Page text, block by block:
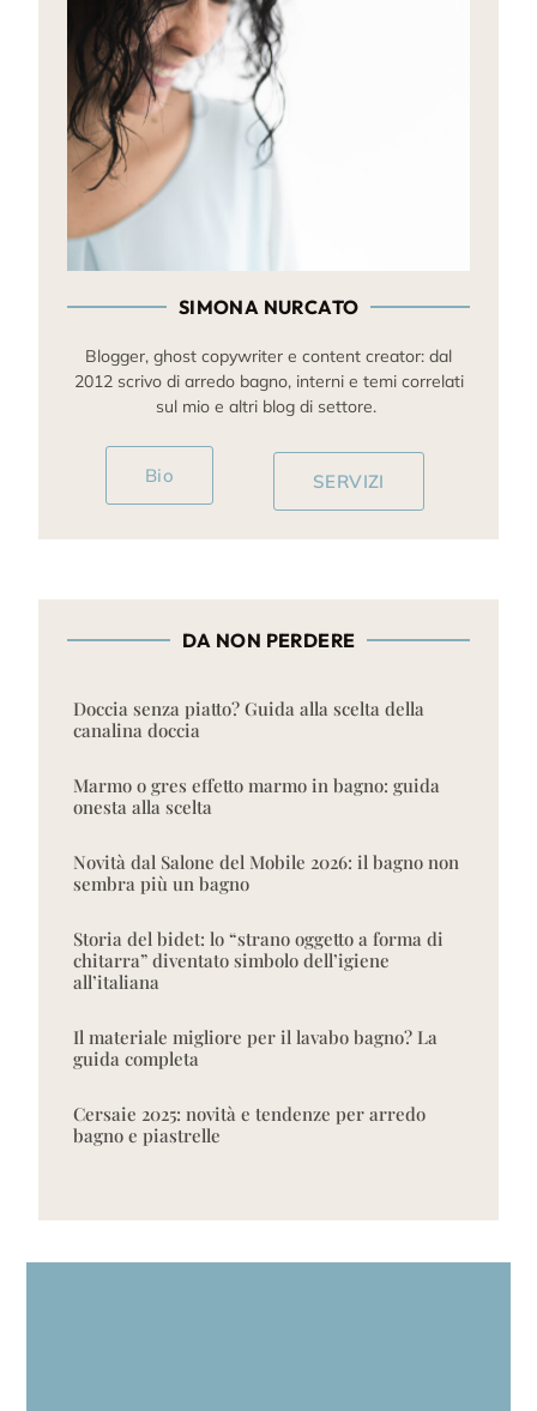
SIMONA NURCATO
Blogger, ghost copywriter e content creator: dal
2012 scrivo di arredo bagno, interni e temi correlati
sul mio e altri blog di settore.
Bio SERVIZI
DA NON PERDERE
Doccia senza piatto? Guida alla scelta della
canalina doccia
Marmo o gres effetto marmo in bagno: guida
onesta alla scelta
Novità dal Salone del Mobile 2026: il bagno non
sembra più un bagno
Storia del bidet: lo “strano oggetto a forma di
chitarra” diventato simbolo dell’igiene
all’italiana
Il materiale migliore per il lavabo bagno? La
guida completa
Cersaie 2025: novità e tendenze per arredo
bagno e piastrelle